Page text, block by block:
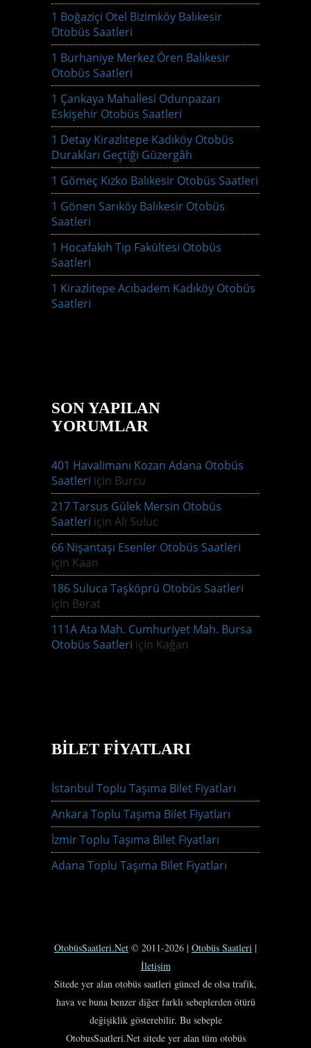
1 Boğaziçi Otel Bizimköy Balıkesir
Otobüs Saatleri
1 Burhaniye Merkez Ören Balıkesir
Otobüs Saatleri
1 Çankaya Mahallesi Odunpazarı
Eskişehir Otobüs Saatleri
1 Detay Kirazlıtepe Kadıköy Otobüs
Durakları Geçtiği Güzergâh
1 Gömeç Kızko Balıkesir Otobüs Saatleri
1 Gönen Sarıköy Balıkesir Otobüs
Saatleri
1 Hocafakıh Tıp Fakültesi Otobüs
Saatleri
1 Kirazlıtepe Acıbadem Kadıköy Otobüs
Saatleri
SON YAPILAN
YORUMLAR
401 Havalimanı Kozan Adana Otobüs
Saatleri için Burcu
217 Tarsus Gülek Mersin Otobüs
Saatleri için Ali Suluc
66 Nişantaşı Esenler Otobüs Saatleri
için Kaan
186 Suluca Taşköprü Otobüs Saatleri
için Berat
111A Ata Mah. Cumhuriyet Mah. Bursa
Otobüs Saatleri için Kağan
BILET FIYATLARI
İstanbul Toplu Taşıma Bilet Fiyatları
Ankara Toplu Taşıma Bilet Fiyatları
İzmir Toplu Taşıma Bilet Fiyatları
Adana Toplu Taşıma Bilet Fiyatları
OtobüsSaatleri.Net © 2011-2026 | Otobüs Saatleri |
İletişim
Sitede yer alan otobüs saatleri güncel de olsa trafik,
hava ve buna benzer diğer farklı sebeplerden ötürü
değişiklik gösterebilir. Bu sebeple
OtobusSaatleri.Net sitede yer alan tüm otobüs